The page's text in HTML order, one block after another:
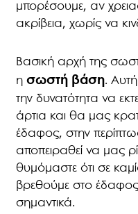
μπορέσουμε, αν
ακρίβεια, χωρίς να
Βασική αρχή της
ησωστή βάση.
την δυνατότητα να
άρτια και θα μας
έδαφος, στην
αποπειραθεί να μας
θυμόμαστε ότι σε
βρεθούμε στο
σημαντικά.